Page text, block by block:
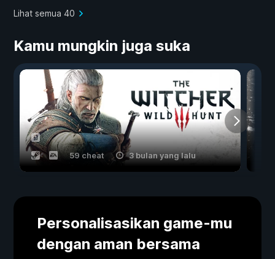
Lihat semua 40
Kamu mungkin juga suka
59 cheat 3 bulan yang lalu
Personalisasikan game-mu
dengan aman bersama